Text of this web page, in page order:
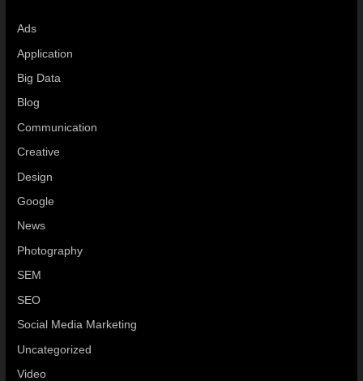
Ads
Application
Big Data
Blog
Communication
Creative
Design
Google
News
Photography
SEM
SEO
Social Media Marketing
Uncategorized
Video